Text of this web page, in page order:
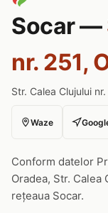
Socar —
nr. 251,
Str. Calea Clujului
Waze
Conform datelor
Oradea, Str. Calea
rețeaua Socar.